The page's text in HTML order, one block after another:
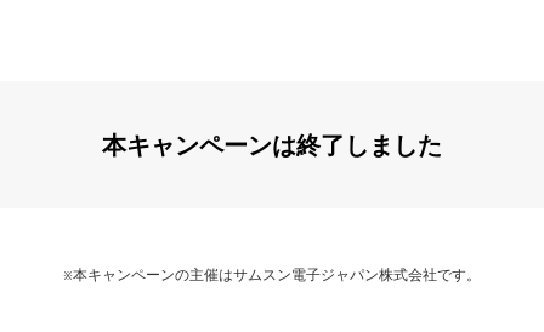
本キャンペーンは終了しました
※本キャンペーンの主催はサムスン電子ジャパン株式会社です。